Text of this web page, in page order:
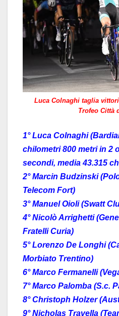
Luca Colnaghi taglia
Trofeo Città
1° Luca Colnaghi
chilometri 800 metri in 2
secondi, media 43.315
2° Marcin Budzinski
Telecom Fort)
3° Manuel Oioli (Swatt
4° Nicolò Arrighetti
Fratelli Curia)
5° Lorenzo De Longhi
Morbiato Trentino)
6° Marco Fermanelli
7° Marco Palomba (S.c.
8° Christoph Holzer
9° Nicholas Travella